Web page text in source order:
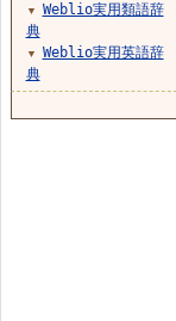
▼
Weblio実用類語辞
典
▼
Weblio実用英語辞
典